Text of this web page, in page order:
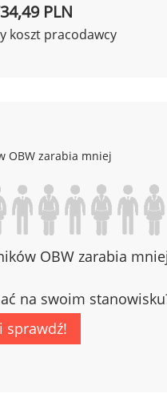
PLN
koszt pracodawcy
OBW zarabia mniej
OBW zarabia
na swoim
sprawdź!